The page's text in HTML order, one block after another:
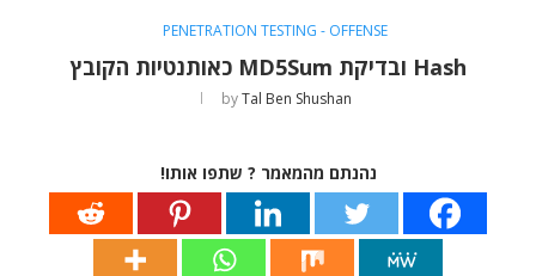
PENETRATION TESTING - OFFENSE
Hash ובדיקת MD5Sum כאותנטיות הקובץ
byTal Ben Shushan
נהנתם מהמאמר ? שתפו אותו!